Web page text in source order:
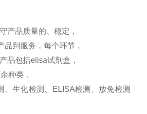
产品质量的、稳定，
到服务，每个环节，
品包括elisa试剂盒，
种类，
生化检测、ELISA检测、放免检测